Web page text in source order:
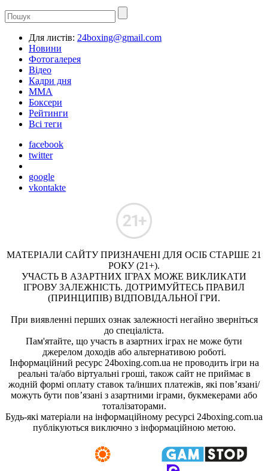
Для листів: 24boxing@gmail.com
Новини
Фотогалерея
Відео
Кадри дня
ММА
Боксери
Рейтинги
Всі теги
facebook
twitter
google
vkontakte
МАТЕРІАЛИ САЙТУ ПРИЗНАЧЕНІ ДЛЯ ОСІБ СТАРШЕ 21
РОКУ (21+).
УЧАСТЬ В АЗАРТНИХ ІГРАХ МОЖЕ ВИКЛИКАТИ
ІГРОВУ ЗАЛЕЖНІСТЬ. ДОТРИМУЙТЕСЬ ПРАВИЛ
(ПРИНЦИПІВ) ВІДПОВІДАЛЬНОЇ ГРИ.
При виявленні перших ознак залежності негайно зверніться
до спеціаліста.
Пам'ятайте, що участь в азартних іграх не може бути
джерелом доходів або альтернативою роботі.
Інформаційний ресурс 24boxing.com.ua не проводить ігри на
реальні та/або віртуальні гроші, також сайт не приймає в
жодній формі оплату ставок та/інших платежів, які пов’язані/
можуть бути пов’язані з азартними іграми, букмекерами або
тоталізаторами.
Будь-які матеріали на інформаційному ресурсі 24boxing.com.ua
публікуються виключно з інформаційною метою.